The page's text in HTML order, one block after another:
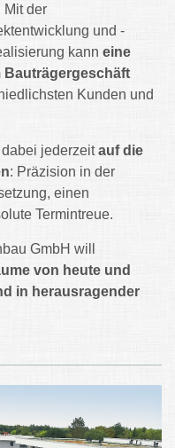
Mit der
und -
kann eine
Bauträgergeschäft
Kunden und
jederzeitauf die
: Präzision in der
einen
Termintreue.
GmbH will
von heute und
in herausragender